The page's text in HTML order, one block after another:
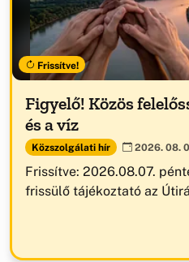
Frissítve!
Figyelő! Közös
és a víz
Közszolgálati hír 2026. 08.
Frissítve: 2026.08.07.
frissülő tájékoztató az